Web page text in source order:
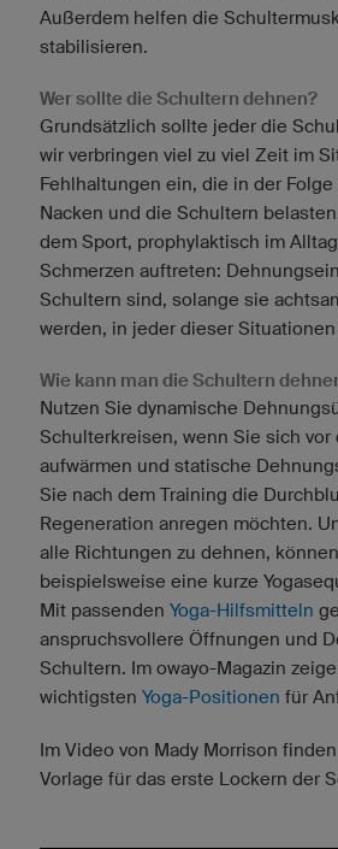
Außerdem helfen die
stabilisieren.
Wer sollte die Schultern dehnen?
Grundsätzlich sollte jeder die
wir verbringen viel zu viel Zeit im
Fehlhaltungen ein, die in der
Nacken und die Schultern
dem Sport, prophylaktisch im
Schmerzen auftreten:
Schultern sind, solange sie
werden, in jeder dieser
Wie kann man die Schultern
Nutzen Sie dynamische
Schulterkreisen, wenn Sie sich vor
aufwärmen und statische
Sie nach dem Training die
Regeneration anregen möchten.
alle Richtungen zu dehnen,
beispielsweise eine kurze
Mit passenden Yoga-Hilfsmitteln
anspruchsvollere Öffnungen und
Schultern. Im owayo-Magazin
wichtigsten Yoga-Positionen für
Im Video von Mady Morrison
Vorlage für das erste Lockern der